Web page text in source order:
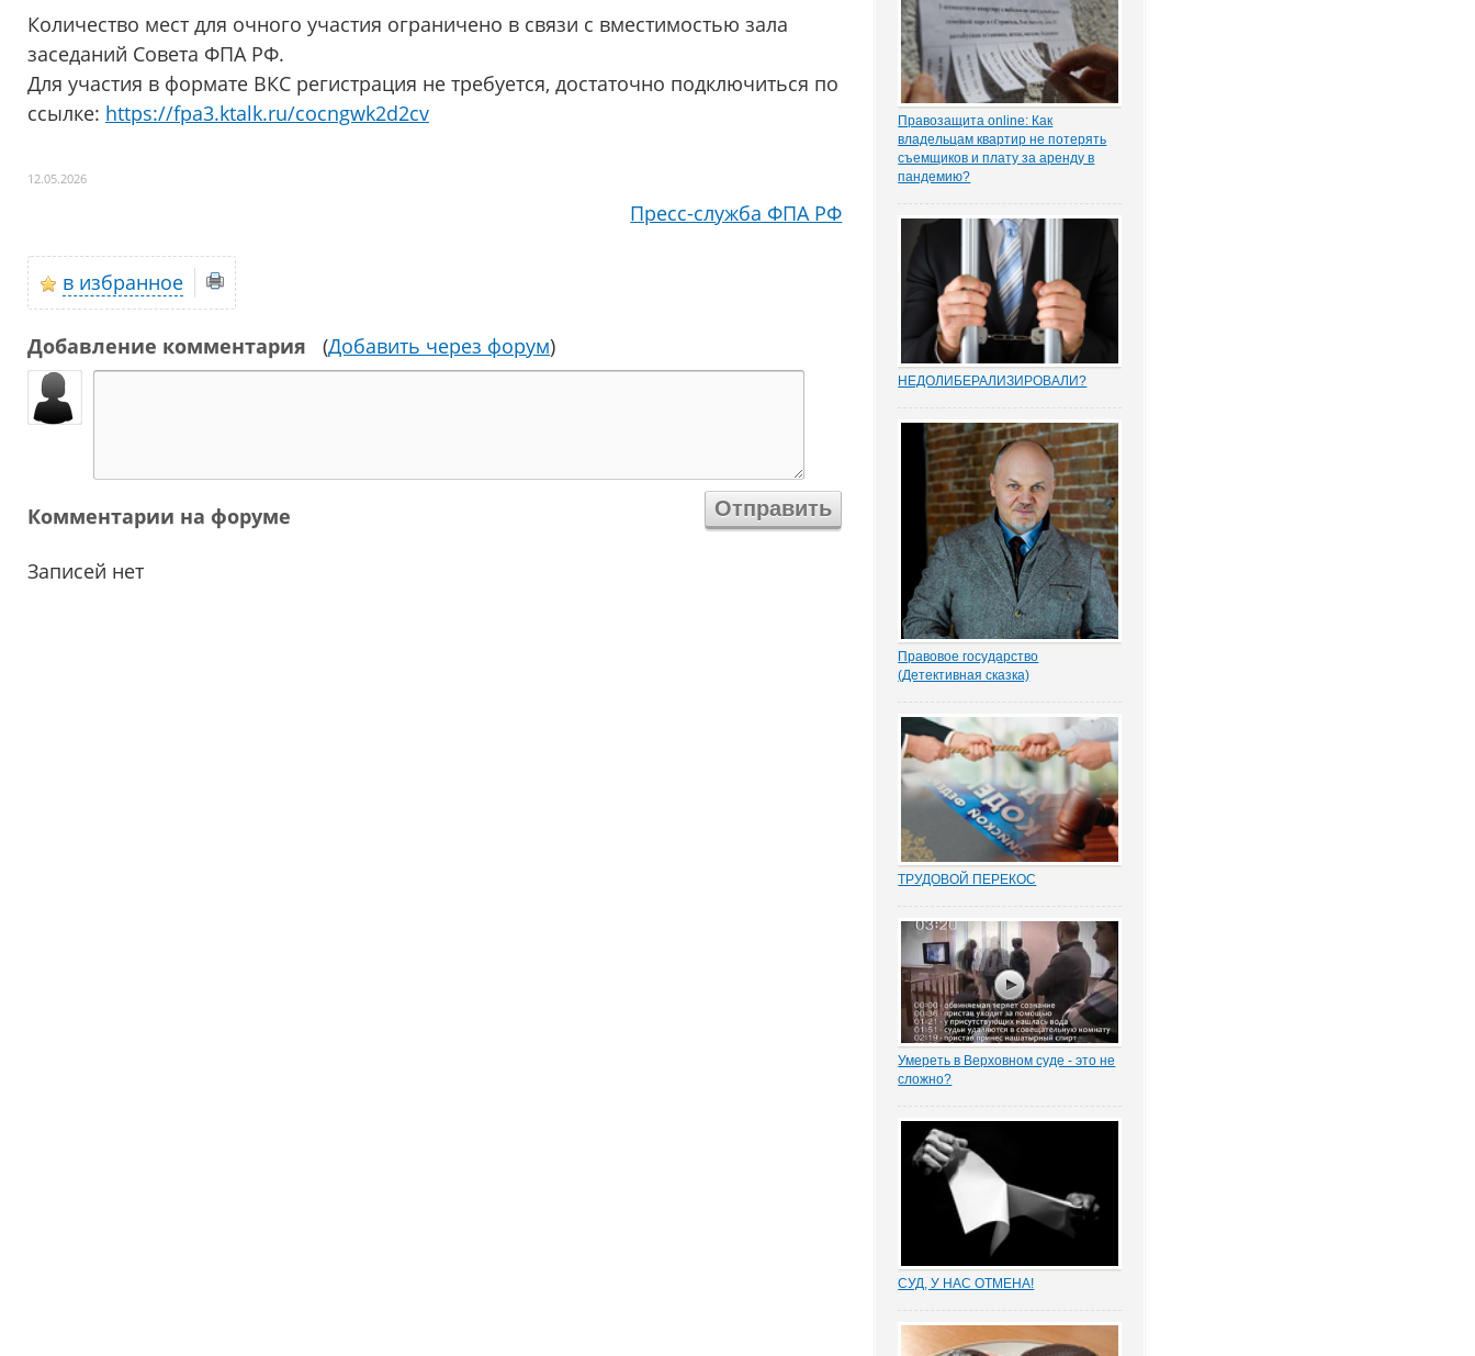
Количество мест для очного участия ограничено в связи с вместимостью зала
заседаний Совета ФПА РФ.
Для участия в формате ВКС регистрация не требуется, достаточно подключиться по
ссылке: https://fpa3.ktalk.ru/cocngwk2d2cv
12.05.2026
Пресс-служба ФПА РФ
в избранное
Добавление комментария (Добавить через форум)
Комментарии на форуме
Записей нет
(п. 7.1 ч. 1 ст. 81 ТК РФ) появилась в
Трудовом кодексе в 2012 году в
ходе совершенствования...
Правозащита online: Как
владельцам квартир не потерять
съемщиков и плату за аренду в
пандемию?
спроса, отметила в интервью
порталу «ЗАКОНИЯ» главный
юрисконсульт проектов судебной
практики Ольга Старых.
НEДОЛИБЕРАЛИЗИРОВАЛИ?
судебную систему следует
усовершенствовать, и она не
защищает частную собственность.
Данные декабрьского опроса
привел портал Право.ру. Более...
Правовое государство
(Детективная сказка)
надругался над покойной. Не ты? -
грозно спросил Воевода.
Добрыня исподлобья бросил на
Воеводу удивлённый взгляд.
- Я был...
ТРУДОВОЙ ПЕРЕКОС
стороны – работника вот уже
почти 15 лет является одним из
общих мест правосудия. Причем,
зафиксированным
непосредственно в нормах закона.
Например,...
Умереть в Верховном суде - это не
сложно?
руководителей "Волжской
ипотечной корпорации"
произошел случай, который
заставляет всерьез задуматься:
кто же отвечает за оказание
первой помощи...
СУД, У НАС ОТМЕНА!
результат настырных попыток